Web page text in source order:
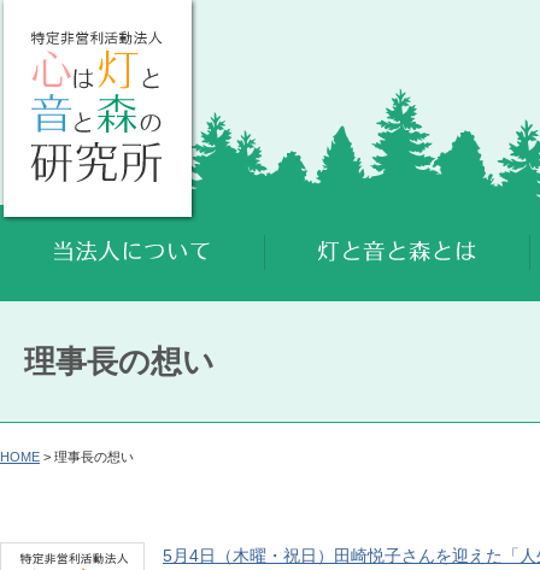
理事長の想い
HOME > 理事長の想い
5月4日（木曜・祝日）田崎悦子さんを迎えた「